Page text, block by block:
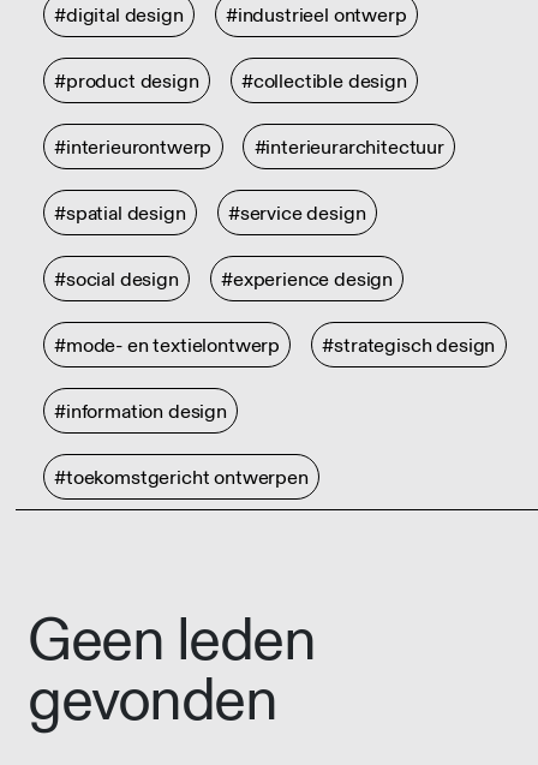
#digital design #industrieel ontwerp
#product design #collectible design
#interieurontwerp #interieurarchitectuur
#spatial design #service design
#social design #experience design
#mode- en textielontwerp #strategisch design
#information design
#toekomstgericht ontwerpen
Geen leden
gevonden